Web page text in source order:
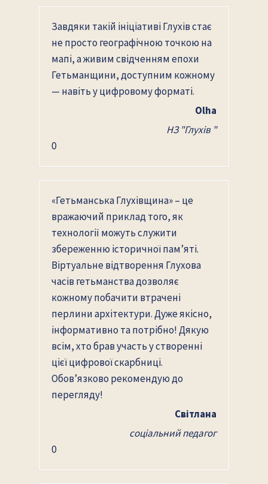
Завдяки такій ініціативі Глухів стає
не просто географічною точкою на
мапі, а живим свідченням епохи
Гетьманщини, доступним кожному
— навіть у цифровому форматі.
Olha
НЗ "Глухів "
0
«Гетьманська Глухівщина» – це
вражаючий приклад того, як
технології можуть служити
збереженню історичної пам’яті.
Віртуальне відтворення Глухова
часів гетьманства дозволяє
кожному побачити втрачені
перлини архітектури. Дуже якісно,
інформативно та потрібно! Дякую
всім, хто брав участь у створенні
цієї цифрової скарбниці.
Обов’язково рекомендую до
перегляду!
Світлана
соціальний педагог
0